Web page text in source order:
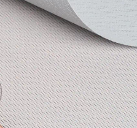
(Home-)Office